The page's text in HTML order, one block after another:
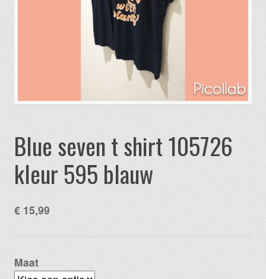
Blue seven t shirt 105726
kleur 595 blauw
€ 15,99
Maat